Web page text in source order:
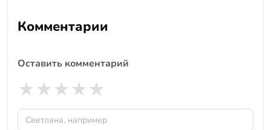
Комментарии
Оставить комментарий
★★★★★